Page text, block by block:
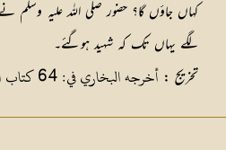
کہاں جاؤں گا؟ حضور صلی اللہ علیہ وسلم
لگے یہاں تک کہ شہید ہوگئے۔
تخریج : أخرجه البخاري في: 64 كتاب المغازي: 17 باب غزوة أُحد